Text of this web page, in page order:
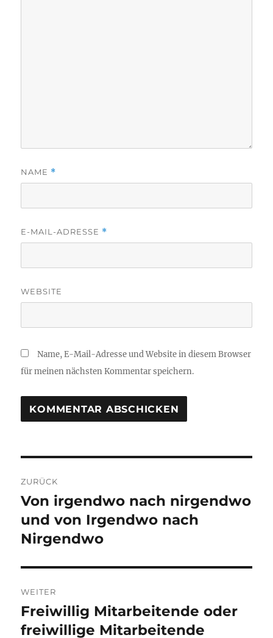
NAME *
E-MAIL-ADRESSE *
WEBSITE
Name, E-Mail-Adresse und Website in diesem Browser
für meinen nächsten Kommentar speichern.
ZURÜCK
Vorheriger
Beitrag:
Von irgendwo nach nirgendwo
und von Irgendwo nach
Nirgendwo
WEITER
Nächster
Beitrag:
Freiwillig Mitarbeitende oder
freiwillige Mitarbeitende